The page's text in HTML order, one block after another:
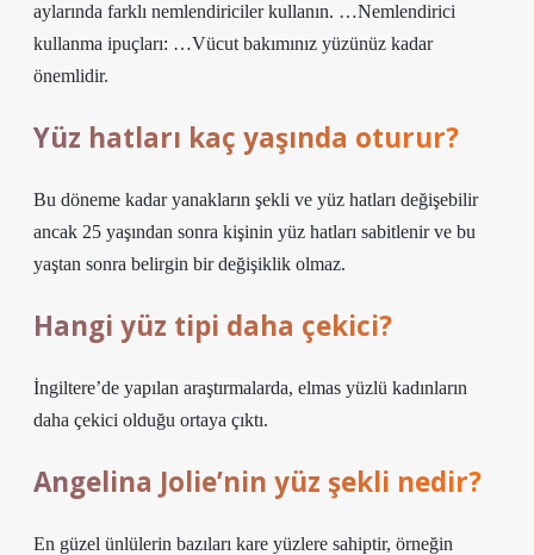
aylarında farklı nemlendiriciler kullanın. …Nemlendirici
kullanma ipuçları: …Vücut bakımınız yüzünüz kadar
önemlidir.
Yüz hatları kaç yaşında oturur?
Bu döneme kadar yanakların şekli ve yüz hatları değişebilir
ancak 25 yaşından sonra kişinin yüz hatları sabitlenir ve bu
yaştan sonra belirgin bir değişiklik olmaz.
Hangi yüz tipi daha çekici?
İngiltere’de yapılan araştırmalarda, elmas yüzlü kadınların
daha çekici olduğu ortaya çıktı.
Angelina Jolie’nin yüz şekli nedir?
En güzel ünlülerin bazıları kare yüzlere sahiptir, örneğin